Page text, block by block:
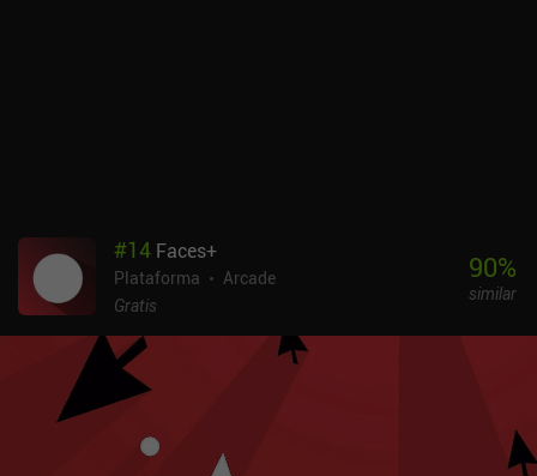
Ascender ofrece una experiencia sencilla pero atractiva, sin toda la
palabrería que se encuentra en tantos otros juegos.
#14 Faces+
Plataforma
Arcade
Gratis
90%
similar